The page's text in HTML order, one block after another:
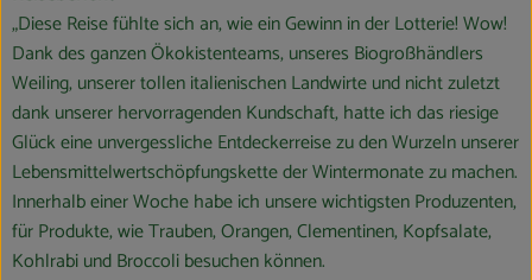
„Diese Reise fühlte sich an, wie ein Gewinn in der Lotterie! Wow!
Dank des ganzen Ökokistenteams, unseres Biogroßhändlers
Weiling, unserer tollen italienischen Landwirte und nicht zuletzt
dank unserer hervorragenden Kundschaft, hatte ich das riesige
Glück eine unvergessliche Entdeckerreise zu den Wurzeln unserer
Lebensmittelwertschöpfungskette der Wintermonate zu machen.
Innerhalb einerWoche habe ich unsere wichtigsten Produzenten,
für Produkte, wie Trauben, Orangen, Clementinen, Kopfsalate,
Kohlrabi und Broccoli besuchen können.